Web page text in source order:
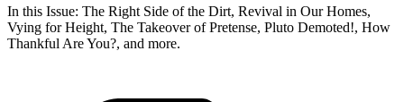
In this Issue: The Right Side of the Dirt, Revival in Our Homes,
Vying for Height, The Takeover of Pretense, Pluto Demoted!, How
Thankful Are You?, and more.